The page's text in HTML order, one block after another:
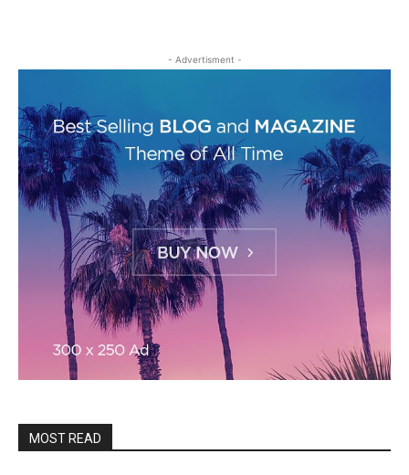
- Advertisment -
MOST READ